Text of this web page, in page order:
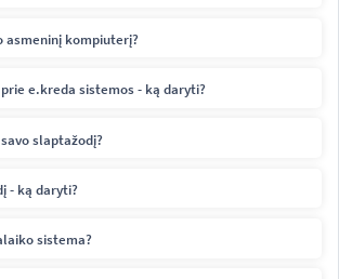
asmeninį kompiuterį?
e.kreda sistemos - ką daryti?
slaptažodį?
- ką daryti?
sistema?